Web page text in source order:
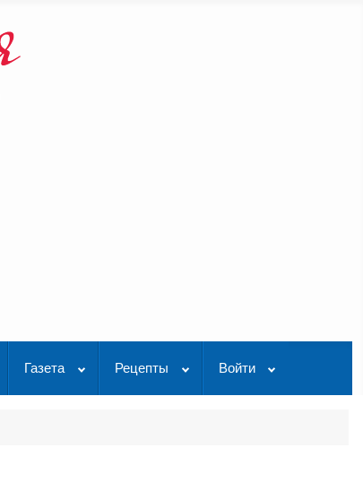
Газета Рецепты Войти